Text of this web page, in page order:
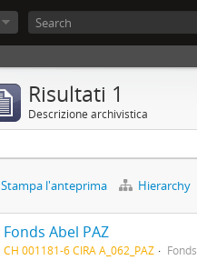
Risultati 1
Descrizione archivistica
Stampa l'anteprima Hierarchy
Fonds Abel PAZ
CH 001181-6 CIRA A_062_PAZ Fonds